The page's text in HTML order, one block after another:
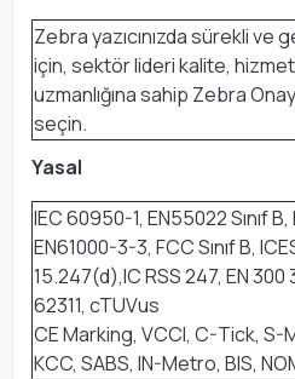
Zebra yazıcınızda sürekli ve
için, sektör lideri kalite,
uzmanlığına sahip Zebra
seçin.
Yasal
IEC 60950-1, EN55022 Sınıf
EN61000-3-3, FCC Sınıf B,
15.247(d),IC RSS 247, EN 300
62311, cTUVus
CE Marking, VCCI, C-Tick, S-
KCC, SABS, IN-Metro, BIS,